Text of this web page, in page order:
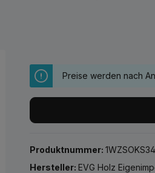
Preise werden nach
Produktnummer:
Hersteller:EVG Holz